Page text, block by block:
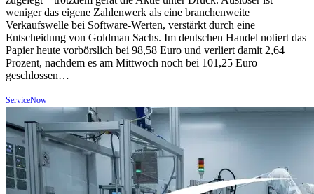
weniger das eigene Zahlenwerk als eine branchenweite
Verkaufswelle bei Software-Werten, verstärkt durch eine
Entscheidung von Goldman Sachs. Im deutschen Handel notiert das
Papier heute vorbörslich bei 98,58 Euro und verliert damit 2,64
Prozent, nachdem es am Mittwoch noch bei 101,25 Euro
geschlossen…
ServiceNow